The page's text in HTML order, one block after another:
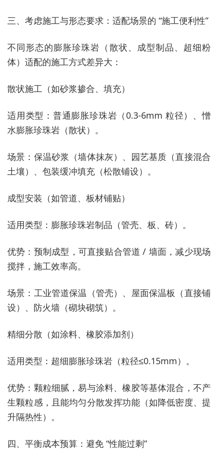
三、考虑施工与形态要求：适配场景的 “施工便利性”
不同形态的膨胀珍珠岩（散状、成型制品、超细粉
体）适配的施工方式差异大：
散状施工（如砂浆掺合、填充）
适用类型：普通膨胀珍珠岩（0.3-6mm 粒径）、憎
水膨胀珍珠岩（散状）。
场景：保温砂浆（墙体抹灰）、园艺基质（直接混合
土壤）、包装缓冲填充（松散铺设）。
成型安装（如管道、板材铺贴）
适用类型：膨胀珍珠岩制品（管壳、板、砖）。
优势：预制成型，可直接贴合管道 / 墙面，减少现场
搅拌，施工效率高。
场景：工业管道保温（管壳）、屋面保温板（直接铺
设）、防火墙（砌块砌筑）。
精细分散（如涂料、橡胶添加剂）
适用类型：超细膨胀珍珠岩（粒径≤0.15mm）。
优势：颗粒细腻，易与涂料、橡胶等基体混合，不产
生颗粒感，且能均匀分散发挥功能（如降低密度、提
升隔热性）。
四、平衡成本预算：避免 “性能过剩”